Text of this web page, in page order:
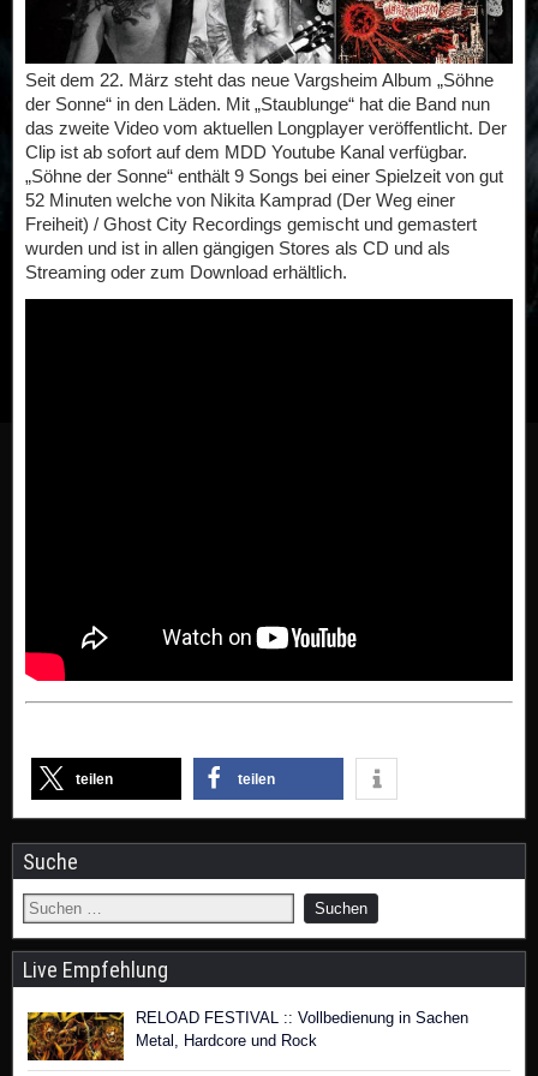
Seit dem 22. März steht das neue Vargsheim Album „Söhne
der Sonne“ in den Läden. Mit „Staublunge“ hat die Band nun
das zweite Video vom aktuellen Longplayer veröffentlicht. Der
Clip ist ab sofort auf dem MDD Youtube Kanal verfügbar.
„Söhne der Sonne“ enthält 9 Songs bei einer Spielzeit von gut
52 Minuten welche von Nikita Kamprad (Der Weg einer
Freiheit) / Ghost City Recordings gemischt und gemastert
wurden und ist in allen gängigen Stores als CD und als
Streaming oder zum Download erhältlich.
teilen teilen
Suche
Live Empfehlung
RELOAD FESTIVAL :: Vollbedienung in Sachen
Metal, Hardcore und Rock